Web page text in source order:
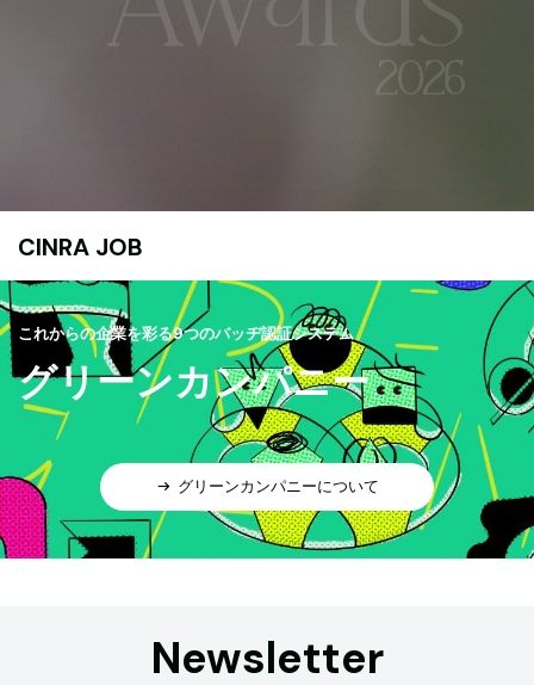
CINRA JOB
これからの企業を彩る9つのバッヂ認証システム
グリーンカンパニー
グリーンカンパニーについて
Newsletter